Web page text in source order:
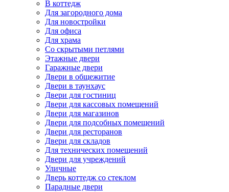
В коттедж
Для загородного дома
Для новостройки
Для офиса
Для храма
Со скрытыми петлями
Этажные двери
Гаражные двери
Двери в общежитие
Двери в таунхаус
Двери для гостиниц
Двери для кассовых помещений
Двери для магазинов
Двери для подсобных помещений
Двери для ресторанов
Двери для складов
Для технических помещений
Двери для учреждений
Уличные
Дверь коттедж со стеклом
Парадные двери